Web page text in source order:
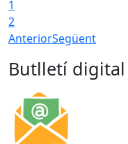
1
2
AnteriorSegüent
Butlletí digital